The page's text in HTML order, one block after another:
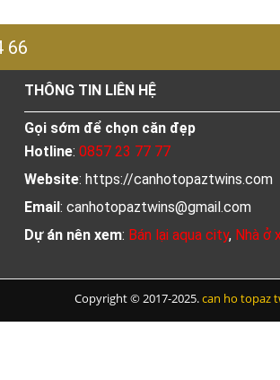
66
THÔNG TIN LIÊN HỆ
Gọi sớm để chọn căn đẹp
Hotline: 0857 23 77 77
Website: https://canhotopaztwins.com
Email: canhotopaztwins@gmail.com
Dự án nên xem: Bán lại aqua city, Nhà ở
Copyright © 2017-2025.can ho topaz